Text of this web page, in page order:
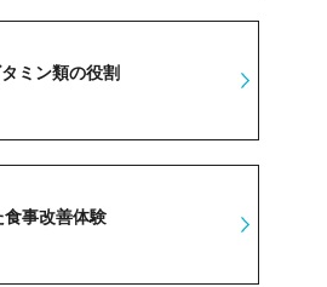
ミン類の役割
事改善体験